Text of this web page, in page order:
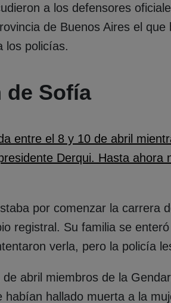
a los defensores
de Buenos Aires el
los policías.
de Sofía
entre el 8 y 10 de abril
Derqui. Hasta ahora
por comenzar la carrera
registral. Su familia se
verla, pero la policía
de abril miembros de la
habían hallado muerta a la